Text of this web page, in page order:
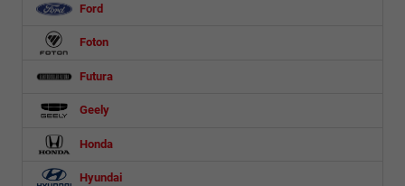
Ford
Foton
Futura
Geely
Honda
Hyundai